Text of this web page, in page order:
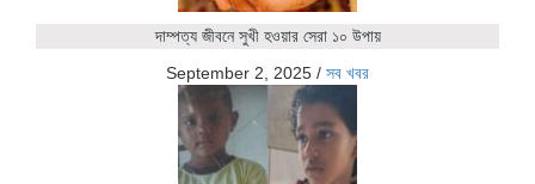
দাম্পত্য জীবনে সুখী হওয়ার সেরা ১০ উপায়
September 2, 2025 / সব খবর